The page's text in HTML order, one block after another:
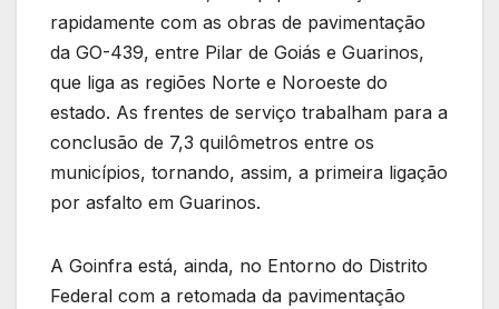
rapidamente com as obras de pavimentação
da GO-439, entre Pilar de Goiás e Guarinos,
que liga as regiões Norte e Noroeste do
estado. As frentes de serviço trabalham para a
conclusão de 7,3 quilômetros entre os
municípios, tornando, assim, a primeira ligação
por asfalto em Guarinos.
A Goinfra está, ainda, no Entorno do Distrito
Federal com a retomada da pavimentação